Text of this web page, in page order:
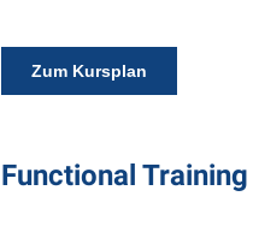
Zum Kursplan
Functional Training